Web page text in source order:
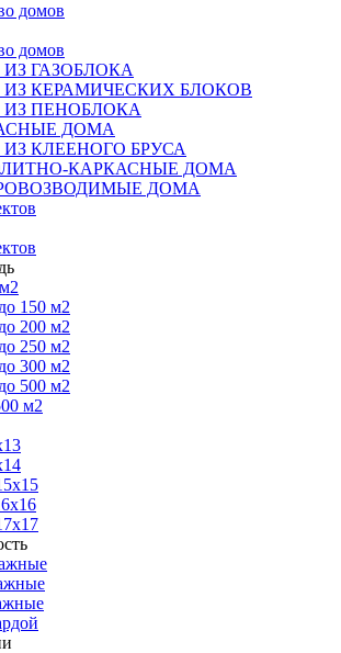
домов
домов
ГАЗОБЛОКА
КЕРАМИЧЕСКИХ БЛОКОВ
ПЕНОБЛОКА
ДОМА
КЛЕЕНОГО БРУСА
КАРКАСНЫЕ ДОМА
ДОМА
150 м2
200 м2
250 м2
300 м2
500 м2
м2